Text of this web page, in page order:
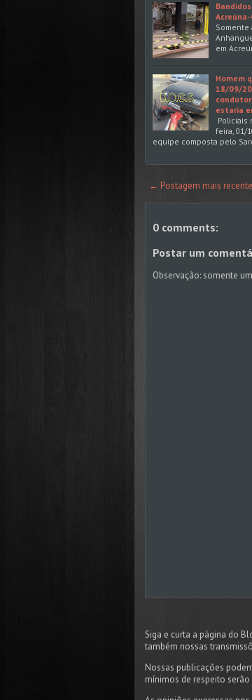
Acreúna-
Somente
em
Homem
18/09/
estaria
Policiais
feira, 01/
equipe composta pelo
← Postagem mais recente
0 comments:
Postar um
Observação: somente
Siga e curta a página do
também nossas
Nossas publicações
mínimos de respeito